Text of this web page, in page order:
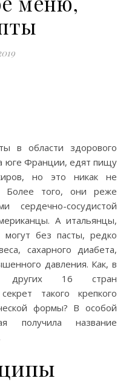
юге Франции, едят пищу
но это никак не
Более того, они реже
сердечно-сосудистой
А итальянцы,
без пасты, редко
сахарного диабета,
давления. Как, в
других 16 стран
такого крепкого
формы? В особой
получила название